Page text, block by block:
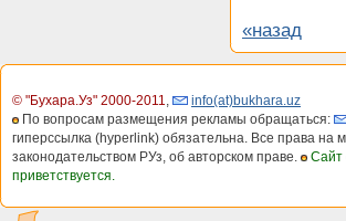
«назад
© "Бухара.Уз" 2000-2011,
info(at)bukhara.uz
По вопросам размещения рекламы обращаться:
гиперссылка (hyperlink) обязательна. Все права на
законодательством РУз, об авторском праве.
Сайт
приветствуется.